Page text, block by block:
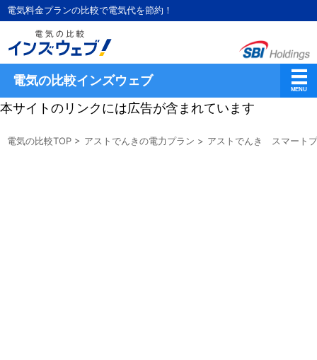
電気料金プランの比較で電気代を節約！
電気の比較インズウェブ
本サイトのリンクには広告が含まれています
電気の比較TOP > アストでんきの電力プラン > アストでんき スマート